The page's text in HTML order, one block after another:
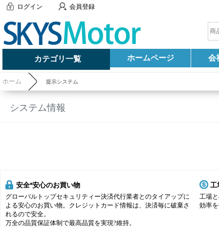
ログイン 会員登録
カテゴリ一覧 ホームページ 会
ホーム 提示システム
システム情報
安全*安心のお買い物
グローバルトップセキュリティー決済代行業者とのタイアップに
よる安心のお買い物。クレジットカード情報は、決済毎に破棄さ
れるので安全。
万全の品質保証体制で最高品質を実現?維持。
工
工場
効率